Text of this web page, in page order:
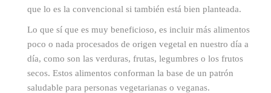
que lo es la convencional si también está bien planteada.
Lo que sí que es muy beneficioso, es incluir más alimentos
poco o nada procesados de origen vegetal en nuestro día a
día, como son las verduras, frutas, legumbres o los frutos
secos. Estos alimentos conforman la base de un patrón
saludable para personas vegetarianas o veganas.